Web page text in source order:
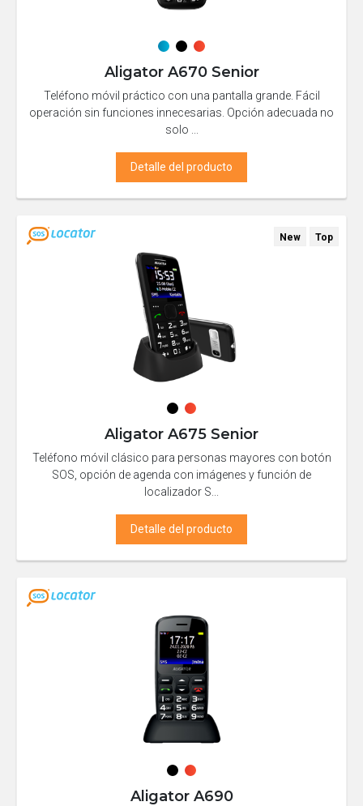
Aligator A670 Senior
Teléfono móvil práctico con una pantalla grande. Fácil
operación sin funciones innecesarias. Opción adecuada no
solo ...
Detalle del producto
New Top
Aligator A675 Senior
Teléfono móvil clásico para personas mayores con botón
SOS, opción de agenda con imágenes y función de
localizador S...
Detalle del producto
Aligator A690